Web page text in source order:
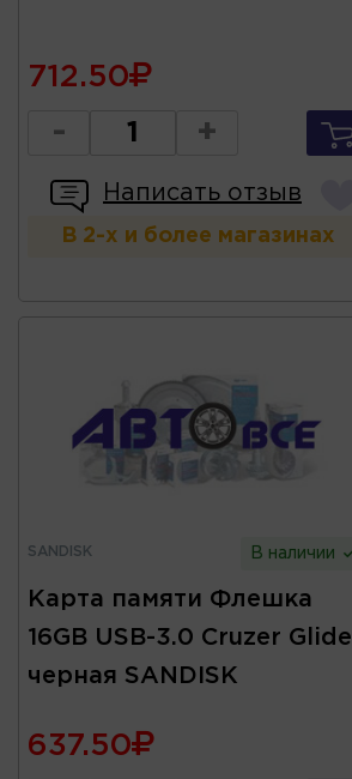
712.50
- +
Написать отзыв
В 2-х и более магазинах
SANDISK В наличии
Карта памяти Флешка
16GB USB-3.0 Cruzer Glide
черная SANDISK
637.50